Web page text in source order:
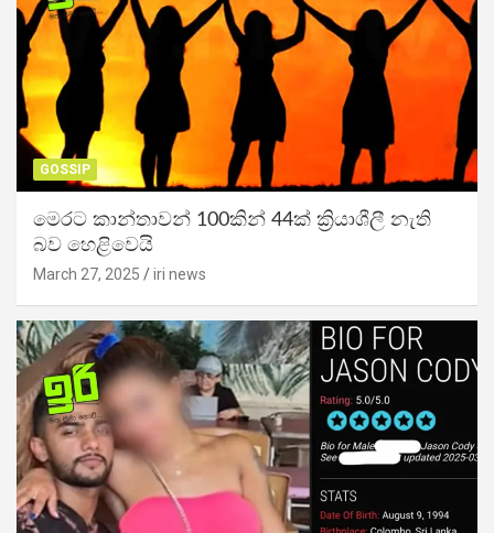
GOSSIP
මෙරට කාන්තාවන් 100කින් 44ක් ක්‍රියාශීලී නැති
බව හෙළිවෙයි
March 27, 2025 iri news